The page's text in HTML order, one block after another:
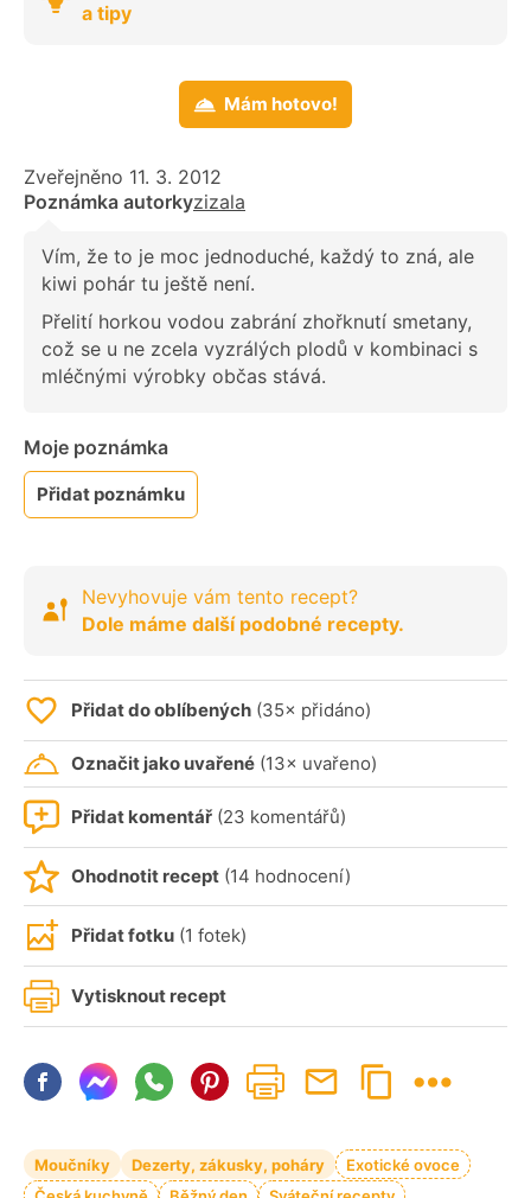
a tipy
Mám hotovo!
Zveřejněno 11. 3. 2012
Poznámka autorkyzizala
Vím, že to je moc jednoduché, každý to zná, ale
kiwi pohár tu ještě není.
Přelití horkou vodou zabrání zhořknutí smetany,
což se u ne zcela vyzrálých plodů v kombinaci s
mléčnými výrobky občas stává.
Moje poznámka
Přidat poznámku
Nevyhovuje vám tento recept?
Dole máme další podobné recepty.
Přidat do oblíbených (35× přidáno)
Označit jako uvařené (13× uvařeno)
Přidat komentář (23 komentářů)
Ohodnotit recept (14 hodnocení)
Přidat fotku (1 fotek)
Vytisknout recept
Moučníky Dezerty, zákusky, poháry
Exotické ovoce